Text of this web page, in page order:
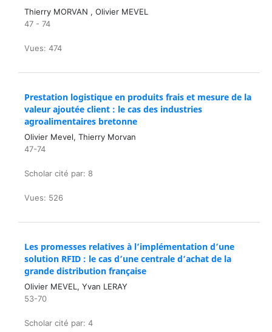
Thierry MORVAN , Olivier MEVEL
47 - 74
Vues: 474
Prestation logistique en produits frais et mesure de la
valeur ajoutée client : le cas des industries
agroalimentaires bretonne
Olivier Mevel, Thierry Morvan
47-74
Scholar cité par: 8
Vues: 526
Les promesses relatives à l’implémentation d’une
solution RFID : le cas d’une centrale d’achat de la
grande distribution française
Olivier MEVEL, Yvan LERAY
53-70
Scholar cité par: 4